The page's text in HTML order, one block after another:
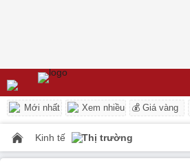
Mới nhất Xem nhiều 💰 Giá vàng
Kinh tế Thị trường